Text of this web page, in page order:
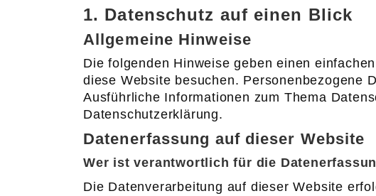
1. Datenschutz auf einen Blick
Allgemeine Hinweise
Die folgenden Hinweise geben einen
diese Website besuchen. Personenbezogene
Ausführliche Informationen zum Thema
Datenschutzerklärung.
Datenerfassung auf dieser Website
Wer ist verantwortlich für die
Die Datenverarbeitung auf dieser Website